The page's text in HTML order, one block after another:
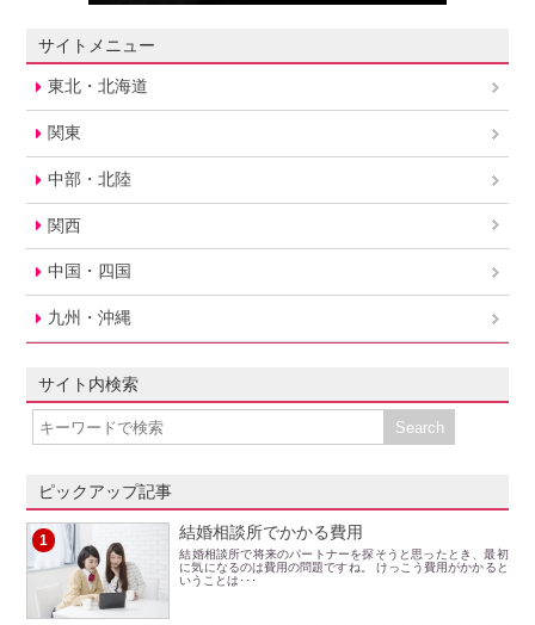
サイトメニュー
東北・北海道
関東
中部・北陸
関西
中国・四国
九州・沖縄
サイト内検索
ピックアップ記事
1 結婚相談所でかかる費用
結婚相談所で将来のパートナーを探そうと思ったとき、最初
に気になるのは費用の問題ですね。 けっこう費用がかかると
いうことは･･･